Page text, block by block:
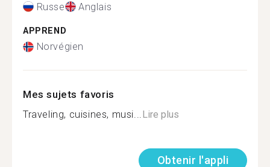
Russe Anglais
APPREND
Norvégien
Mes sujets favoris
Traveling, cuisines, musi...Lire plus
Obtenir l'appli